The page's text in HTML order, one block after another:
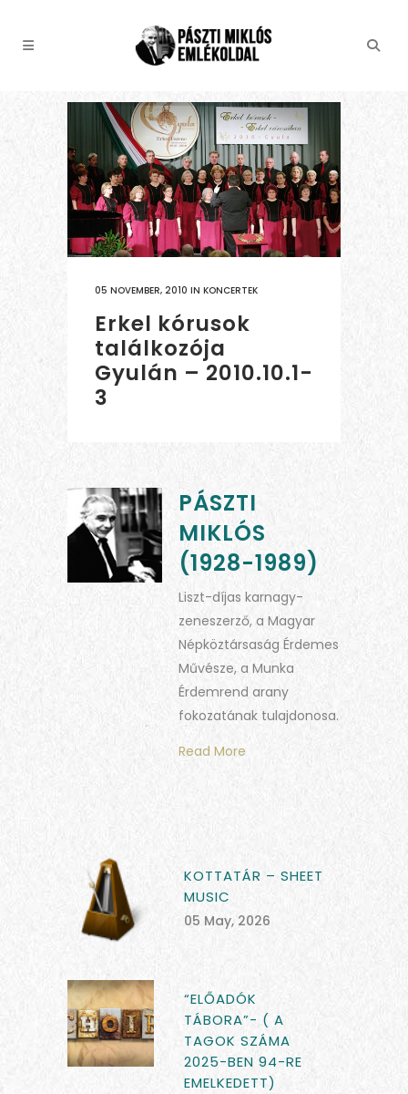
05 NOVEMBER, 2010 IN KONCERTEK
Erkel kórusok
találkozója
Gyulán – 2010.10.1-
3
PÁSZTI
MIKLÓS
(1928-1989)
Liszt-díjas karnagy-
zeneszerző, a Magyar
Népköztársaság Érdemes
Művésze, a Munka
Érdemrend arany
fokozatának tulajdonosa.
Read More
KOTTATÁR – SHEET
MUSIC
05 May, 2026
“ELŐADÓK
TÁBORA”- ( A
TAGOK SZÁMA
2025-BEN 94-RE
EMELKEDETT)